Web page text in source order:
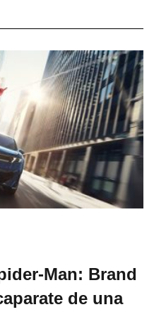
Man: Brand
de una